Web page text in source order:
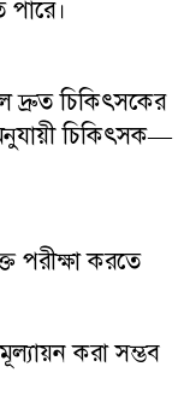
পারে।
দ্রুত চিকিৎসকের
চিকিৎসক—
পরীক্ষা করতে
করা সম্ভব